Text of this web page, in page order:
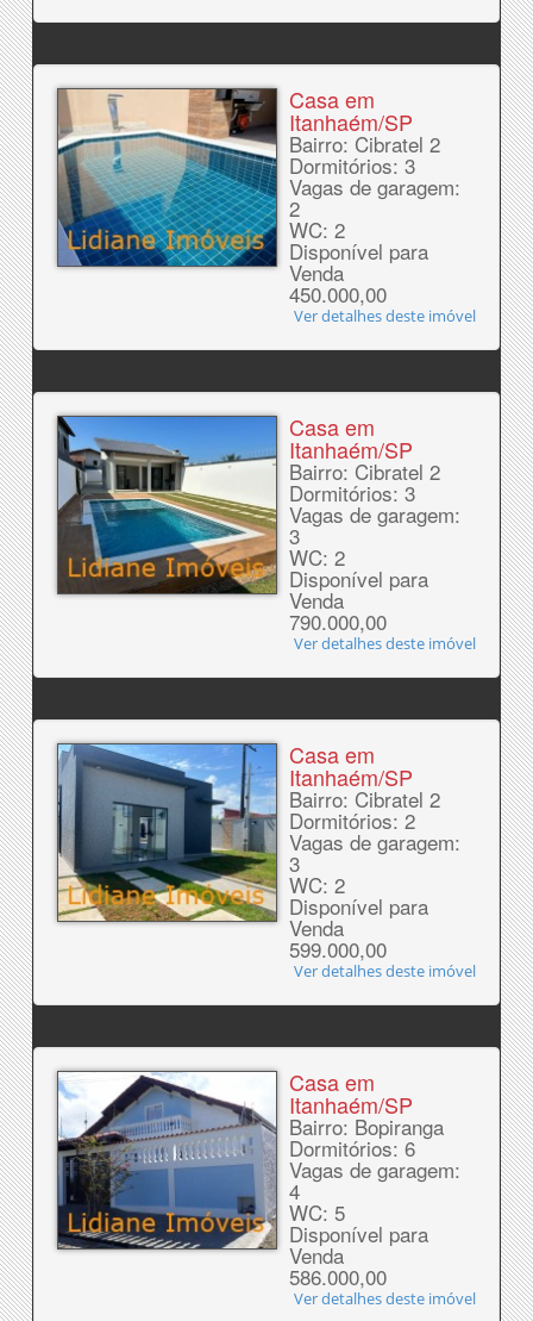
Casa em
Itanhaém/SP
Bairro: Cibratel 2
Dormitórios: 3
Vagas de garagem:
2
WC: 2
Disponível para
Venda
450.000,00
Ver detalhes deste imóvel
Casa em
Itanhaém/SP
Bairro: Cibratel 2
Dormitórios: 3
Vagas de garagem:
3
WC: 2
Disponível para
Venda
790.000,00
Ver detalhes deste imóvel
Casa em
Itanhaém/SP
Bairro: Cibratel 2
Dormitórios: 2
Vagas de garagem:
3
WC: 2
Disponível para
Venda
599.000,00
Ver detalhes deste imóvel
Casa em
Itanhaém/SP
Bairro: Bopiranga
Dormitórios: 6
Vagas de garagem:
4
WC: 5
Disponível para
Venda
586.000,00
Ver detalhes deste imóvel